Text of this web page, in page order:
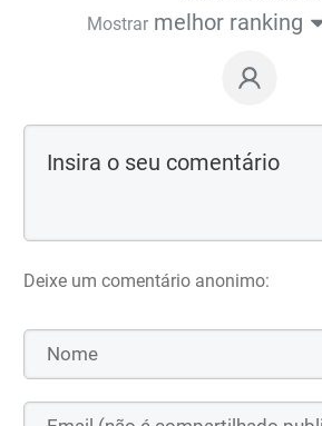
Mostrar melhor ranking
Deixe um comentário anonimo: